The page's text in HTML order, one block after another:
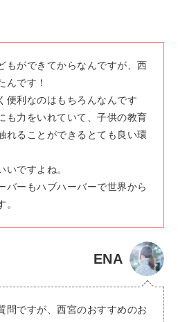
もができてからなんですが、西
んです！
便利なのはもちろんなんです
も力をいれていて、子供の教育
れることができるとても良い環
いですよね。
バーもハブハーバーで世界から
ENA
問ですが、西宮のおすすめのお